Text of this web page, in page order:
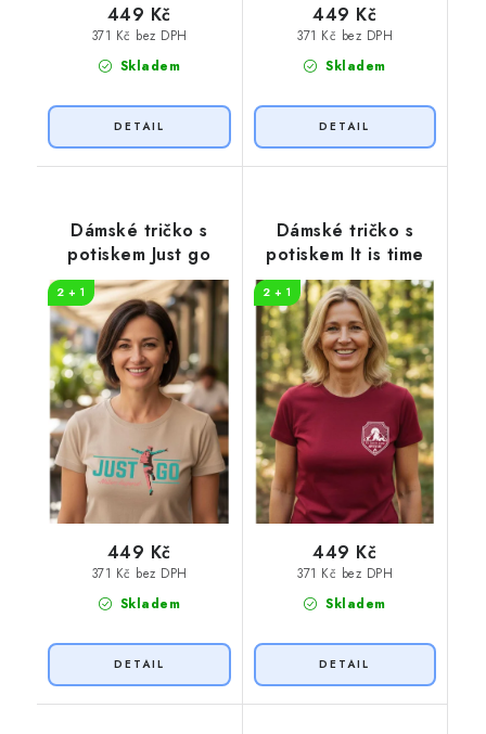
Skladem
371 Kč bez DPH
449 Kč
Skladem
371 Kč bez DPH
449 Kč
Dámské tričko s
potiskem Just go
2 + 1
Skladem
371 Kč bez DPH
449 Kč
Dámské tričko s
potiskem It is time
2 + 1
Skladem
371 Kč bez DPH
449 Kč